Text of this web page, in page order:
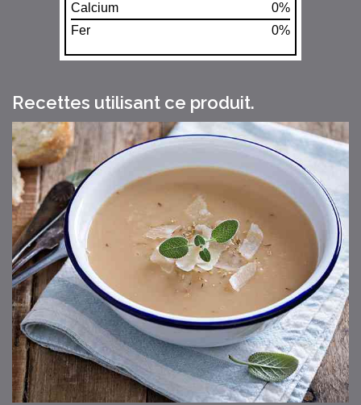
Calcium
0%
Fer
0%
Recettes utilisant ce produit.